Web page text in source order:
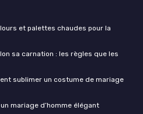
et palettes chaudes pour la
sa carnation : les règles que les
sublimer un costume de mariage
mariage d’homme élégant